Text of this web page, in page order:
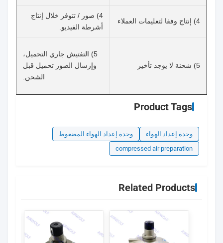
4) إنتاج وفقا لتعليمات العملاء
4) صور / تتوفر خلال إنتاج
أشرطة الفيديو.
5) شحنة لا يوجد تأخير
5) التفتيش جاري التحميل،
وإرسال الصور تحميل قبل
الشحن.
Product Tags
وحدة إعداد الهواء
وحدة إعداد الهواء المضغوط
compressed air preparation
Related Products